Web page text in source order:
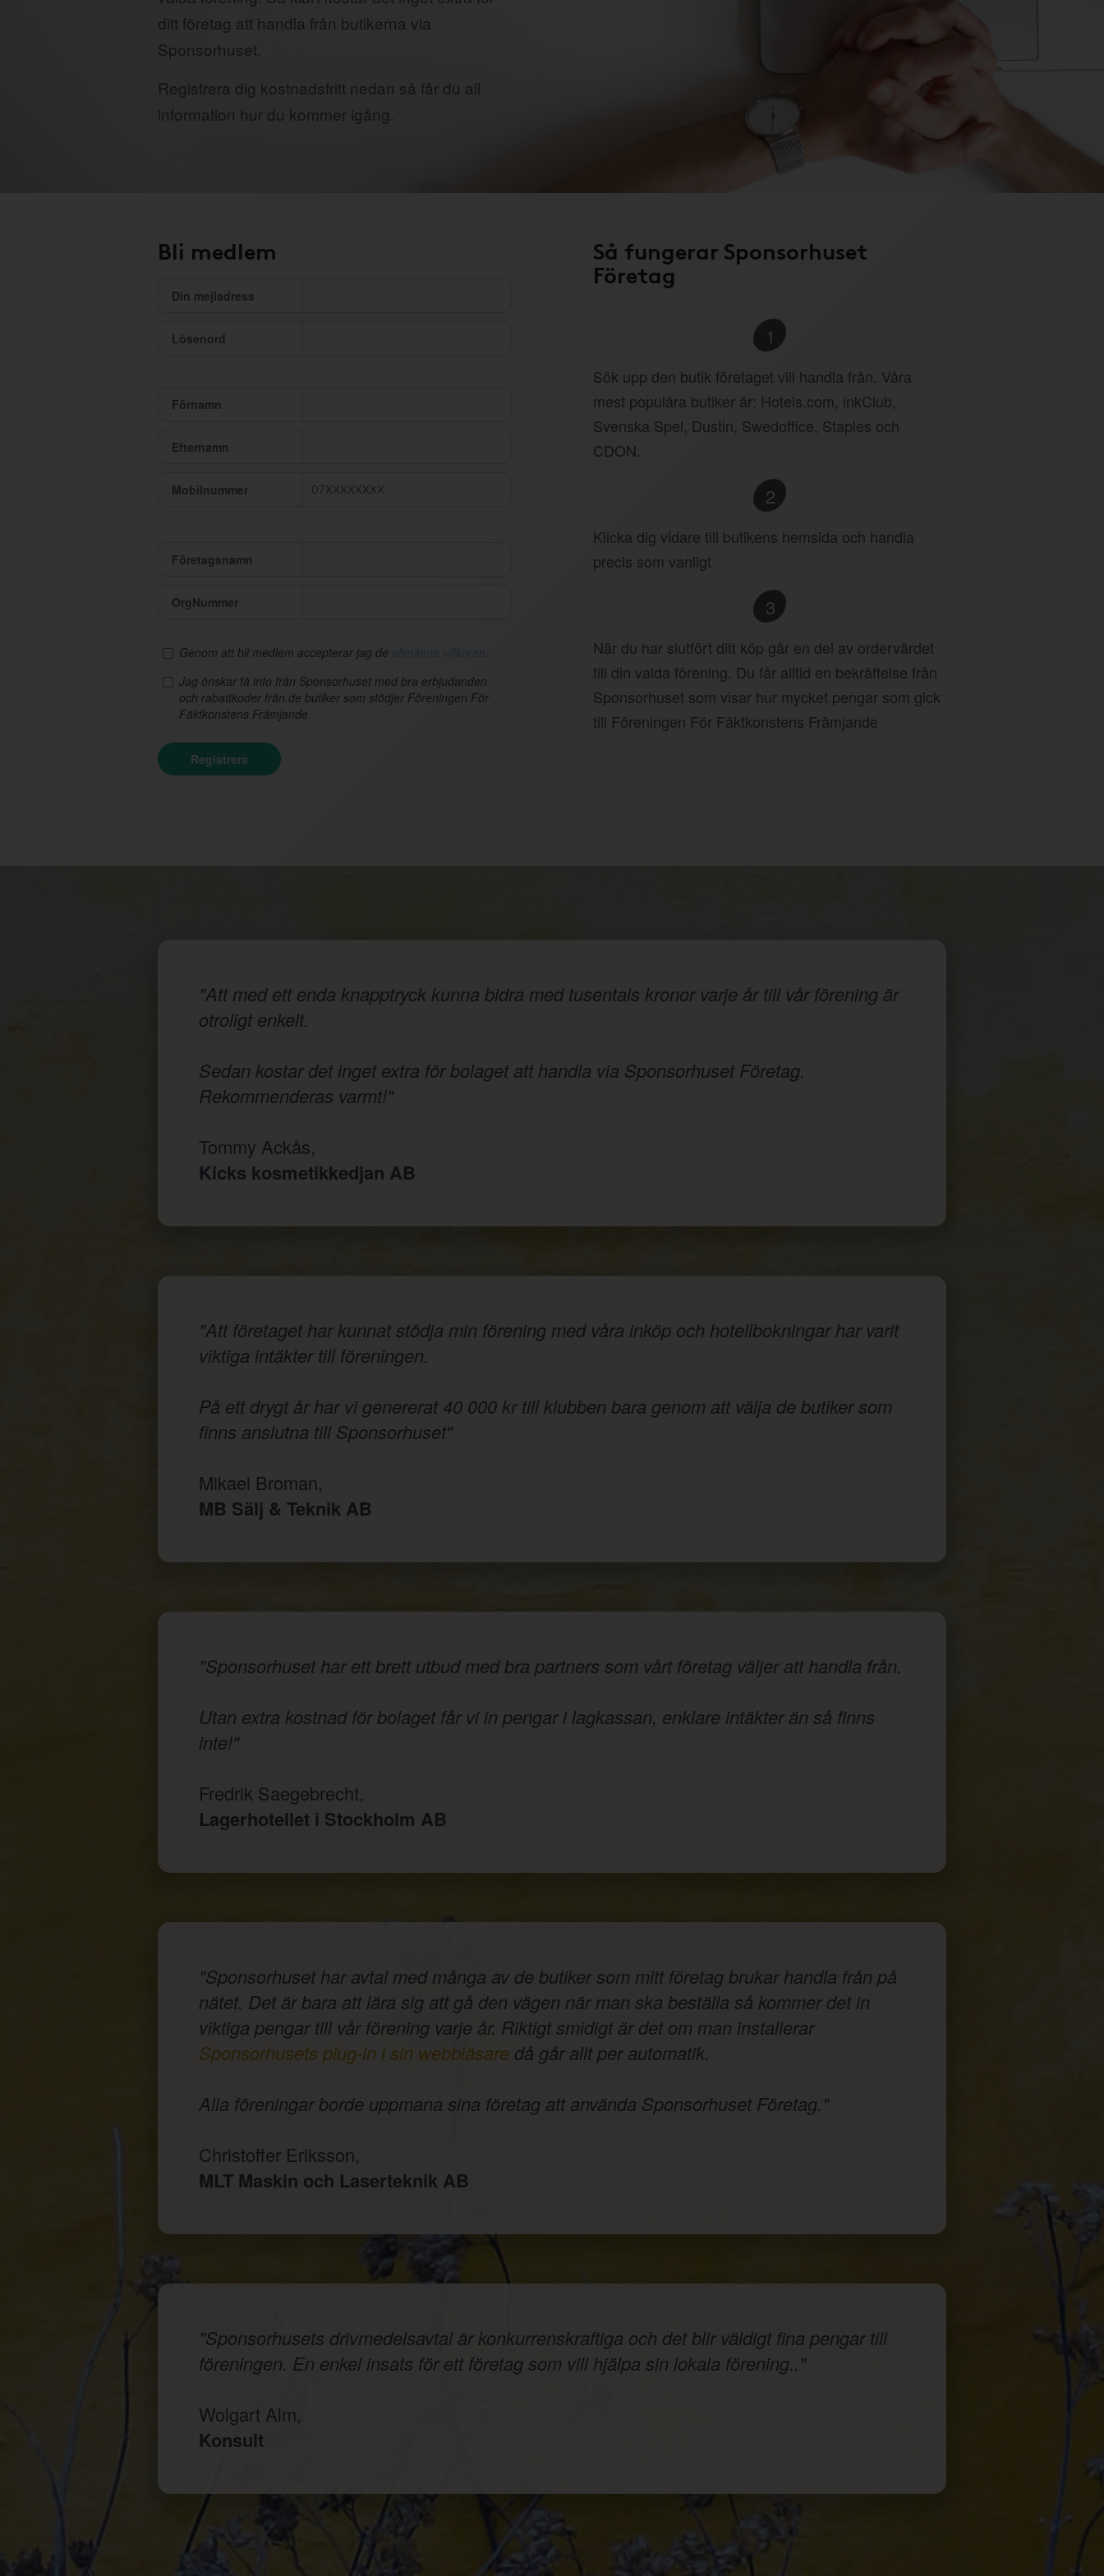
ditt företag att handla från butikerna via
Sponsorhuset.
Registrera dig kostnadsfritt nedan så får du all
information hur du kommer igång.
Bli medlem
Din mejladress
Lösenord
Förnamn
Efternamn
Mobilnummer
Företagsnamn
OrgNummer
Genom att bli medlem accepterar jag de
.
Jag önskar få info från Sponsorhuset med bra erbjudanden
och rabattkoder från de butiker som stödjer Föreningen För
Fäktkonstens Främjande
Registrera
Så fungerar Sponsorhuset
Företag
1
Sök upp den butik företaget vill handla från. Våra
mest populära butiker är: Hotels.com, inkClub,
Svenska Spel, Dustin, Swedoffice, Staples och
CDON.
2
Klicka dig vidare till butikens hemsida och handla
precis som vanligt
3
När du har slutfört ditt köp går en del av ordervärdet
till din valda förening. Du får alltid en bekräftelse från
Sponsorhuset som visar hur mycket pengar som gick
till Föreningen För Fäktkonstens Främjande
"Att med ett enda knapptryck kunna bidra med tusentals kronor varje år till vår förening är
otroligt enkelt.
Sedan kostar det inget extra för bolaget att handla via Sponsorhuset Företag.
Rekommenderas varmt!"
Tommy Ackås,
Kicks kosmetikkedjan AB
"Att företaget har kunnat stödja min förening med våra inköp och hotellbokningar har varit
viktiga intäkter till föreningen.
På ett drygt år har vi genererat 40 000 kr till klubben bara genom att välja de butiker som
finns anslutna till Sponsorhuset"
Mikael Broman,
MB Sälj & Teknik AB
"Sponsorhuset har ett brett utbud med bra partners som vårt företag väljer att handla från.
Utan extra kostnad för bolaget får vi in pengar i lagkassan, enklare intäkter än så finns
inte!"
Fredrik Saegebrecht,
Lagerhotellet i Stockholm AB
"Sponsorhuset har avtal med många av de butiker som mitt företag brukar handla från på
nätet. Det är bara att lära sig att gå den vägen när man ska beställa så kommer det in
viktiga pengar till vår förening varje år. Riktigt smidigt är det om man installerar
Sponsorhusets plug-in i sin webbläsare då går allt per automatik.
Alla föreningar borde uppmana sina företag att använda Sponsorhuset Företag."
Christoffer Eriksson,
MLT Maskin och Laserteknik AB
"Sponsorhusets drivmedelsavtal är konkurrenskraftiga och det blir väldigt fina pengar till
föreningen. En enkel insats för ett företag som vill hjälpa sin lokala förening.."
Wolgart Alm,
Konsult